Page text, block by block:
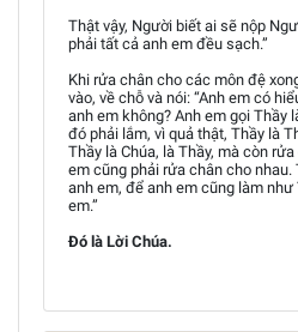
Thật vậy, Người biết ai sẽ nộp
phải tất cả anh em đều sạch.”
Khi rửa chân cho các môn đệ
vào, về chỗ và nói: “Anh em có
anh em không? Anh em gọi Thầy là
đó phải lắm, vì quả thật, Thầy là
Thầy là Chúa, là Thầy, mà còn
em cũng phải rửa chân cho
anh em, để anh em cũng làm
em.”
Đó là Lời Chúa.